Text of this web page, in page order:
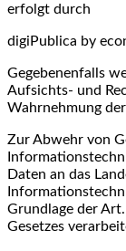
erfolgt durch
digiPublica by
Gegebenenfalls
Aufsichts- und
Wahrnehmung
Zur Abwehr von
Daten an das
Grundlage der
Gesetzes